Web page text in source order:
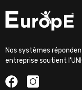
Nos systèmes
entreprise soutient